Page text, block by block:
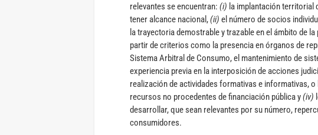
relevantes se encuentran: (i) la implantación territorial
tener alcance nacional,(ii) el número de socios
la trayectoria demostrable y trazable en el ámbito de
partir de criterios como la presencia en órganos de
Sistema Arbitral de Consumo, el mantenimiento de
experiencia previa en la interposición de acciones
realización de actividades formativas e informativas,
recursos no procedentes de financiación pública y(iv)
desarrollar, que sean relevantes por su número,
consumidores.